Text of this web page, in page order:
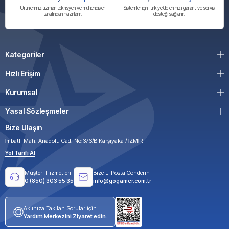
Ürünlerimiz uzman teknisyen ve mühendisler
tarafından hazırlanır.
Sistemler için Türkiye’de en hızlı garanti ve servis
desteği sağlanır.
Kategoriler
Hızlı Erişim
Kurumsal
Yasal Sözleşmeler
Bize Ulaşın
İmbatlı Mah. Anadolu Cad. No:376/B Karşıyaka / İZMİR
Yol Tarifi Al
Müşteri Hizmetleri
0 (850) 303 55 35
Bize E-Posta Gönderin
info@gogamer.com.tr
Aklınıza Takılan Sorular için
Yardım Merkezini Ziyaret edin.